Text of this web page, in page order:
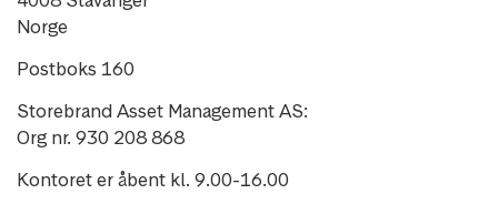
Norge
Postboks 160
Storebrand Asset Management AS:
Org nr. 930 208 868
Kontoret er åbent kl. 9.00-16.00